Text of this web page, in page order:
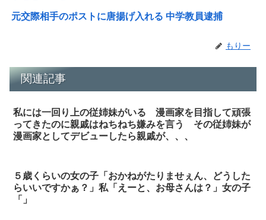
元交際相手のポストに唐揚げ入れる 中学教員逮捕
もりー
関連記事
私には一回り上の従姉妹がいる 漫画家を目指して頑張
ってきたのに親戚はねちねち嫌みを言う その従姉妹が
漫画家としてデビューしたら親戚が、、、
５歳くらいの女の子「おかねがたりませぇん、どうした
らいいですかぁ？」私「えーと、お母さんは？」女の子
「」